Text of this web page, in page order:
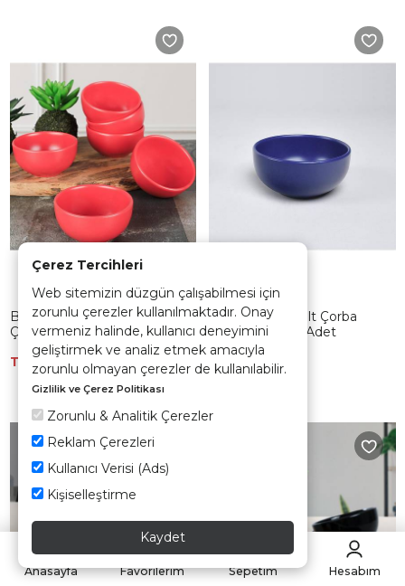
Çerez Tercihleri
Web sitemizin düzgün çalışabilmesi için
zorunlu çerezler kullanılmaktadır. Onay
vermeniz halinde, kullanıcı deneyimini
geliştirmek ve analiz etmek amacıyla
zorunlu olmayan çerezler de kullanılabilir.
Gizlilik ve Çerez Politikası
Zorunlu & Analitik Çerezler
Reklam Çerezleri
Kullanıcı Verisi (Ads)
Kişiselleştirme
Kaydet
Bulut Mat Kırmızı
Çerezlik/Sosluk 8 Cm 6 Adet
TÜKENDİ
Bulut Mat Kobalt Çorba
Kasesi 12 Cm 6 Adet
TÜKENDİ
Anasayfa Favorilerim Sepetim Hesabım